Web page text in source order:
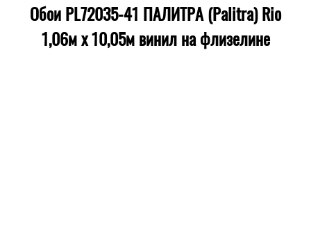
Обои PL72035-41 ПАЛИТРА (Palitra) Rio
1,06м х 10,05м винил на флизелине